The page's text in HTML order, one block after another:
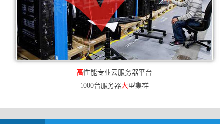
高性能专业云服务器平台
1000台服务器大型集群